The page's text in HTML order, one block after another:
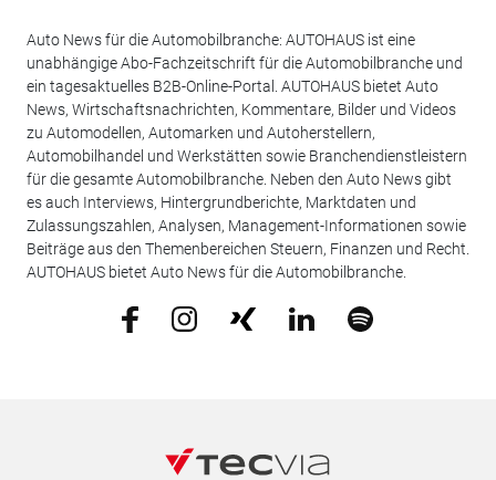
Auto News für die Automobilbranche: AUTOHAUS ist eine
unabhängige Abo-Fachzeitschrift für die Automobilbranche und
ein tagesaktuelles B2B-Online-Portal. AUTOHAUS bietet Auto
News, Wirtschaftsnachrichten, Kommentare, Bilder und Videos
zu Automodellen, Automarken und Autoherstellern,
Automobilhandel und Werkstätten sowie Branchendienstleistern
für die gesamte Automobilbranche. Neben den Auto News gibt
es auch Interviews, Hintergrundberichte, Marktdaten und
Zulassungszahlen, Analysen, Management-Informationen sowie
Beiträge aus den Themenbereichen Steuern, Finanzen und Recht.
AUTOHAUS bietet Auto News für die Automobilbranche.